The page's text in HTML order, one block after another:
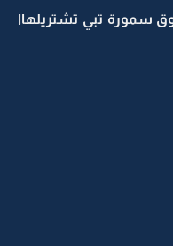
سمورة تبي تشتريلهاا